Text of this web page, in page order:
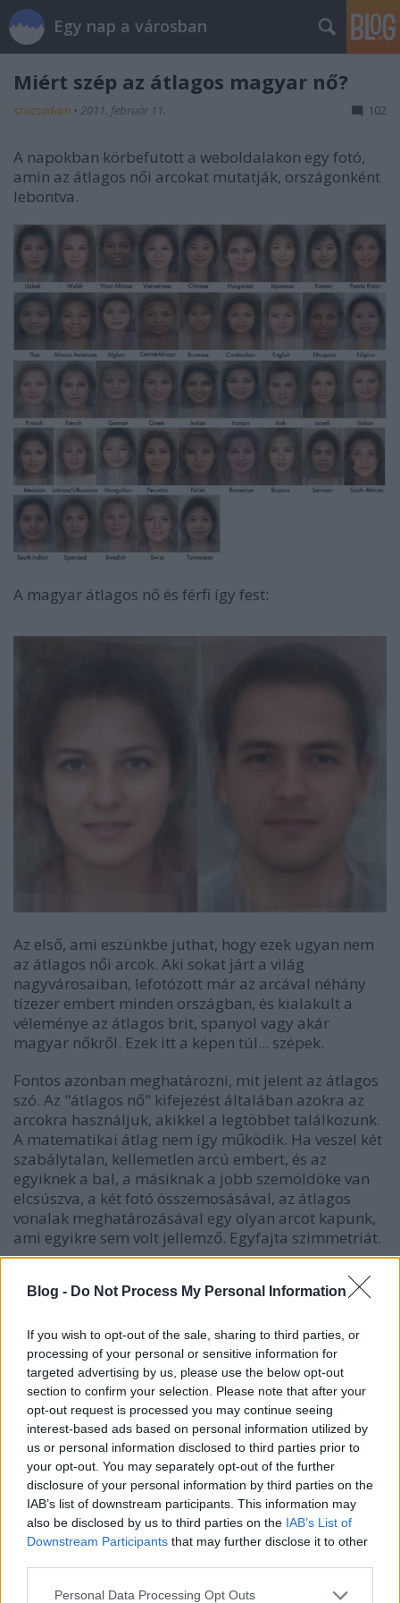
Blog - Do Not Process My Personal Information
If you wish to opt-out of the sale, sharing to third parties, or
processing of your personal or sensitive information for
targeted advertising by us, please use the below opt-out
section to confirm your selection. Please note that after your
opt-out request is processed you may continue seeing
interest-based ads based on personal information utilized by
us or personal information disclosed to third parties prior to
your opt-out. You may separately opt-out of the further
disclosure of your personal information by third parties on the
IAB’s list of downstream participants. This information may
also be disclosed by us to third parties on the IAB’s List of
Downstream Participants that may further disclose it to other
Please note that this website/app uses one or more Google
Personal Data Processing Opt Outs
Egy nap a városban
Miért szép az átlagos magyar nő?
szucsadam • 2011. február 11. 102
A napokban körbefutott a weboldalakon egy fotó,
amin az átlagos női arcokat mutatják, országonként
lebontva.
A magyar átlagos nő és férfi így fest:
Az első, ami eszünkbe juthat, hogy ezek ugyan nem
az átlagos női arcok. Aki sokat járt a világ
nagyvárosaiban, lefotózott már az arcával néhány
tízezer embert minden országban, és kialakult a
véleménye az átlagos brit, spanyol vagy akár
magyar nőkről. Ezek itt a képen túl... szépek.
Fontos azonban meghatározni, mit jelent az átlagos
szó. Az "átlagos nő" kifejezést általában azokra az
arcokra használjuk, akikkel a legtöbbet találkozunk.
A matematikai átlag nem így működik. Ha veszel két
szabálytalan, kellemetlen arcú embert, és az
egyiknek a bal, a másiknak a jobb szemöldöke van
elcsúszva, a két fotó összemosásával, az átlagos
vonalak meghatározásával egy olyan arcot kapunk,
ami egyikre sem volt jellemző. Egyfajta szimmetriát.
És a szimmetria, a szabályos jelenti a szépséget -
legalábbis az egyik formáját annak. Ennek
készült már, Langlois & Roggmann 1990-ben
bizonyította, hogy "az átlagos szép", Grammer
&Thornhill 1994-ben mutatta meg, hogy az arc
szimmetriája befolyással van arra, mennyire
szépnek látunk valakit. Ennek okait nem fejtegetném,
valami olyasmiről van szó, hogy könnyebb
feldolgozni az agynak az ilyen arcot, így pozitív a
visszacsatolás.
Már az 1870-es években készült hasonló kísérlet, Sir
Francis Galton készített egy képet, amin 14 rosszarcú
bűnöző képét mosta össze egyetlen arccá. Az
eredmény egy meglepően jóképű csávó lett, aki
ezáltal mindegyikre hasonlított, valójában egyikre